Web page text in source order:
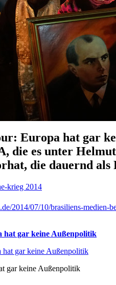
Europa hat gar
die es unter
die dauernd
krieg 2014
2014/07/10/brasiliens-medien-
hat gar keine Außenpolitik
gar keine Außenpolitik